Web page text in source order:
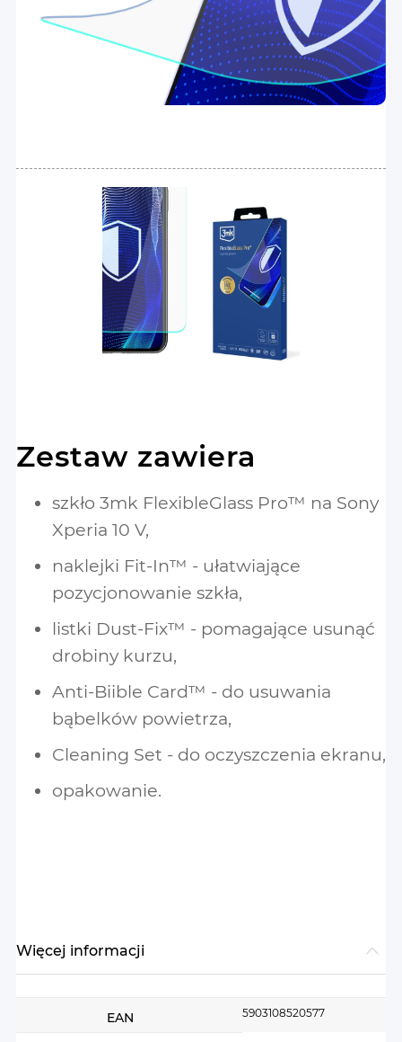
Zestaw zawiera
szkło 3mk FlexibleGlass Pro™ na Sony
Xperia 10 V,
naklejki Fit-In™ - ułatwiające
pozycjonowanie szkła,
listki Dust-Fix™ - pomagające usunąć
drobiny kurzu,
Anti-Biible Card™ - do usuwania
bąbelków powietrza,
Cleaning Set - do oczyszczenia ekranu,
opakowanie.
Więcej informacji
EAN 5903108520577